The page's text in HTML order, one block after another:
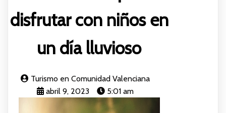
disfrutar con niños en
un día lluvioso
Turismo en Comunidad Valenciana
abril 9, 2023
5:01 am